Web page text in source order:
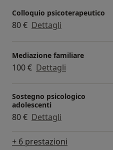
Colloquio psicoterapeutico
80 € Dettagli
Mediazione familiare
100 € Dettagli
Sostegno psicologico
adolescenti
80 € Dettagli
+ 6 prestazioni